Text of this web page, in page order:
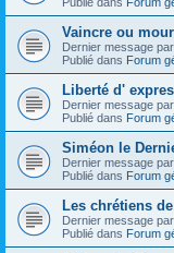
Vaincre ou
Dernier message par
Publié dans Forum
Liberté d'
Dernier message par
Publié dans Forum
Siméon le
Dernier message par
Publié dans Forum
Les chrétiens
Dernier message par
Publié dans Forum